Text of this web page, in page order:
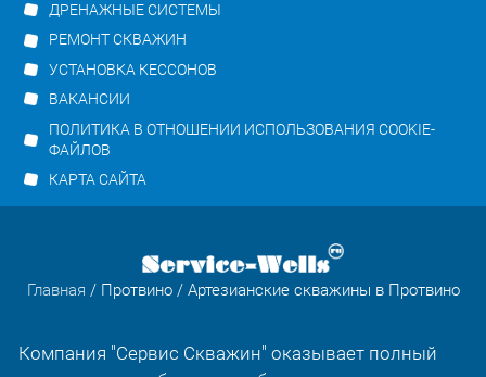
ДРЕНАЖНЫЕ СИСТЕМЫ
РЕМОНТ СКВАЖИН
УСТАНОВКА КЕССОНОВ
ВАКАНСИИ
ПОЛИТИКА В ОТНОШЕНИИ ИСПОЛЬЗОВАНИЯ COOKIE-
ФАЙЛОВ
КАРТА САЙТА
Главная / Протвино/ Артезианские скважины в Протвино
Компания "Сервис Скважин" оказывает полный